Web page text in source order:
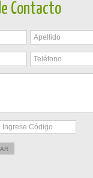
Contacto